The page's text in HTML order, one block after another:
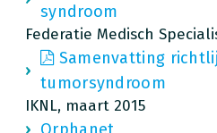
syndroom
Federatie Medisch
Samenvatting
tumorsyndroom
IKNL, maart 2015